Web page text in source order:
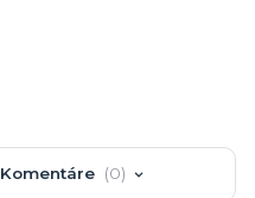
Komentáre 0